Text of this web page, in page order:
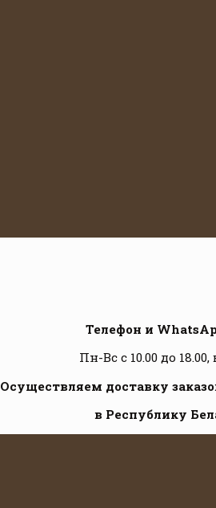
Телефон и
Пн-Вс с 10.00 до
Осуществляем доставку
в Республику